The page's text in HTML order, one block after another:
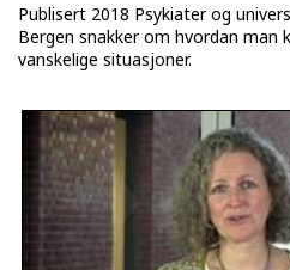
Publisert 2018 Psykiater og
Bergen snakker om hvordan man
vanskelige situasjoner.